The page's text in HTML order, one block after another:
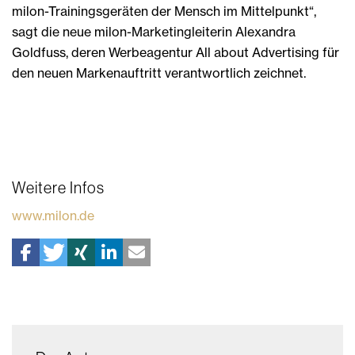
milon-Trainingsgeräten der Mensch im Mittelpunkt“,
sagt die neue milon-Marketingleiterin Alexandra
Goldfuss, deren Werbeagentur All about Advertising für
den neuen Markenauftritt verantwortlich zeichnet.
Weitere Infos
www.milon.de